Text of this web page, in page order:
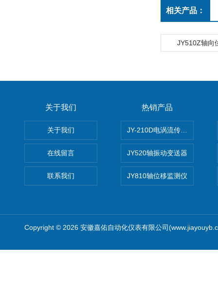
相关产品：
JY510Z轴向
关于我们
关于我们
在线留言
联系我们
热销产品
JY-210D电涡流传感器
JY520轴振动变送器
JY810轴位移监测仪
Copyright © 2026 安徽嘉佑自动化仪表有限公司